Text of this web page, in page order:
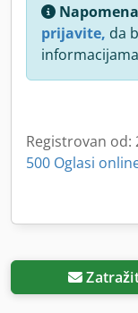
prijavite, da
Registrovan od:
500 Oglasi